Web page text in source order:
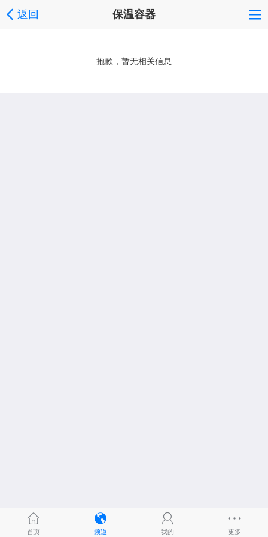
返回 保温容器
抱歉，暂无相关信息
首页 频道 我的 更多